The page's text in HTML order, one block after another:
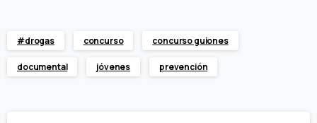
#drogas concurso concurso guiones
documental jóvenes prevención